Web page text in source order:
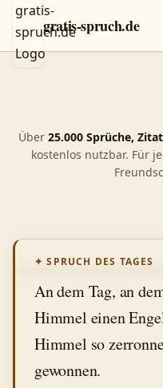
gratis-spruch.de
Über 25.000 Sprüche,
kostenlos nutzbar. Für
✦ SPRUCH DES TAGES
An dem Tag, an
Himmel einen
Himmel so
gewonnen.